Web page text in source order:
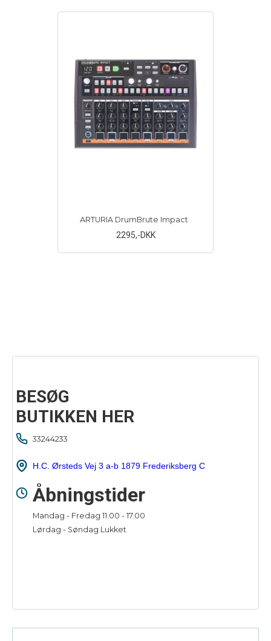
ARTURIA DrumBrute Impact
2295,-DKK
BESØG
BUTIKKEN HER
33244233
H.C. Ørsteds Vej 3 a-b 1879 Frederiksberg C
Åbningstider
Mandag - Fredag 11.00 - 17.00
Lørdag - Søndag Lukket